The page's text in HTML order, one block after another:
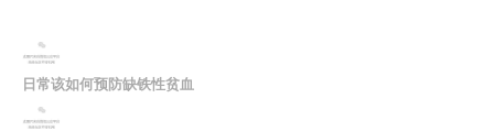
日常该如何预防缺铁性贫血